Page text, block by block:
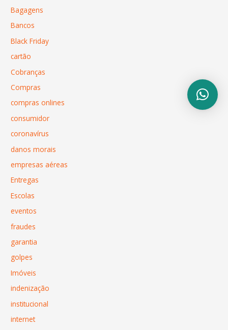
Bagagens
Bancos
Black Friday
cartão
Cobranças
Compras
compras onlines
consumidor
coronavírus
danos morais
empresas aéreas
Entregas
Escolas
eventos
fraudes
garantia
golpes
Imóveis
indenização
institucional
internet